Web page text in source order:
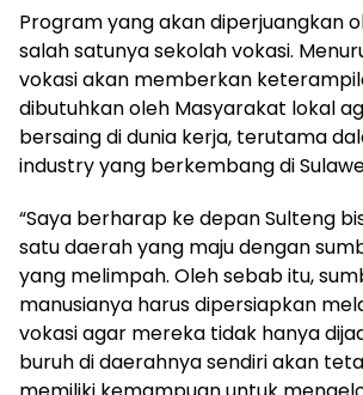
Program yang akan diperjuangkan
salah satunya sekolah vokasi.
vokasi akan memberkan
dibutuhkan oleh Masyarakat lokal
bersaing di dunia kerja, terutama
industry yang berkembang di
“Saya berharap ke depan Sulteng
satu daerah yang maju dengan
yang melimpah. Oleh sebab itu,
manusianya harus dipersiapkan
vokasi agar mereka tidak hanya
buruh di daerahnya sendiri akan